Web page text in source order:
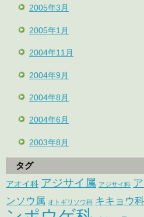
2005年3月
2005年1月
2004年11月
2004年9月
2004年8月
2004年6月
2003年8月
タグ
アオイ科 アジサイ属 アジサイ科
ンソウ属 オトギリソウ科 キキョウ科